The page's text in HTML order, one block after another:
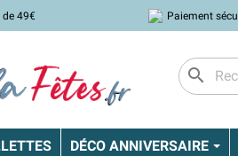
49€ Paiement
search
DÉCO ANNIVERSAIRE